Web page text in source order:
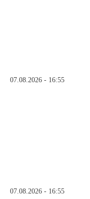
07.08.2026 - 16:55
07.08.2026 - 16:55